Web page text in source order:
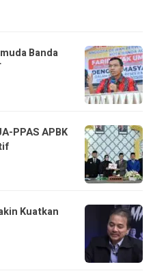
Banda
PPAS APBK
Kuatkan